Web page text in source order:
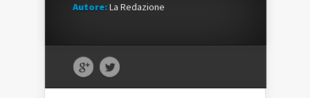
Autore:La Redazione